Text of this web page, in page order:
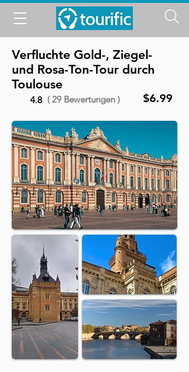
Verfluchte Gold-, Ziegel-
und Rosa-Ton-Tour durch
Toulouse
4.8 ( 29 Bewertungen ) $6.99